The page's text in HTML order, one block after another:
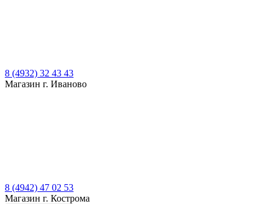
8 (4932) 32 43 43
Магазин г. Иваново
8 (4942) 47 02 53
Магазин г. Кострома